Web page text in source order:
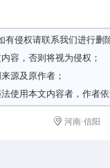
有侵权请联系我们进行删
容，否则将视为侵权；
源及原作者；
使用本文内容者，作者依
河南·信阳